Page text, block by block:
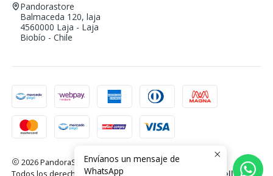
Pandorastore
Balmaceda 120, laja
4560000 Laja - Laja
Biobío - Chile
2026 PandoraStore.
Todos los derechos reservados.
Desarrollado por Jumpseller.
Envíanos un mensaje de
WhatsApp